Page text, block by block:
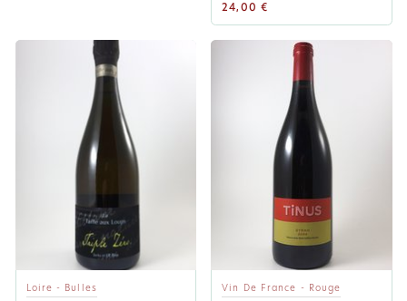
24,00 €
Loire - Bulles Vin De France - Rouge